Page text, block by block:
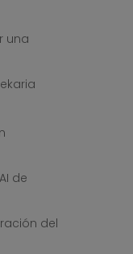
una
de
del